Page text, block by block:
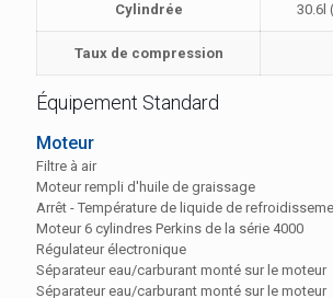
Cylindrée 30.6l
Taux de compression
Équipement Standard
Moteur
Filtre à air
Moteur rempli d'huile de graissage
Arrêt - Température de liquide de
Moteur 6 cylindres Perkins de la série 4000
Régulateur électronique
Séparateur eau/carburant monté sur le moteur
Séparateur eau/carburant monté sur le moteur